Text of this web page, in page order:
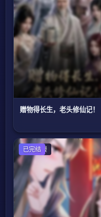
赠物得长生，老头修仙记！
国产动漫
已完结